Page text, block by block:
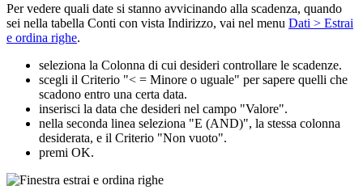
Per vedere quali date si stanno avvicinando alla scadenza, quando
sei nella tabella Conti con vista Indirizzo, vai nel menu Dati > Estrai
e ordina righe.
seleziona la Colonna di cui desideri controllare le scadenze.
scegli il Criterio "< = Minore o uguale" per sapere quelli che
scadono entro una certa data.
inserisci la data che desideri nel campo "Valore".
nella seconda linea seleziona "E (AND)", la stessa colonna
desiderata, e il Criterio "Non vuoto".
premi OK.